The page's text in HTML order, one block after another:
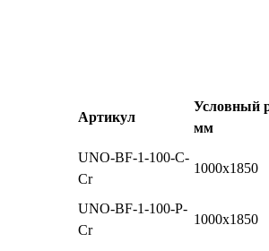
Артикул
Условный
мм
UNO-BF-1-100-C-
Cr
1000x1850
UNO-BF-1-100-P-
Cr
1000x1850